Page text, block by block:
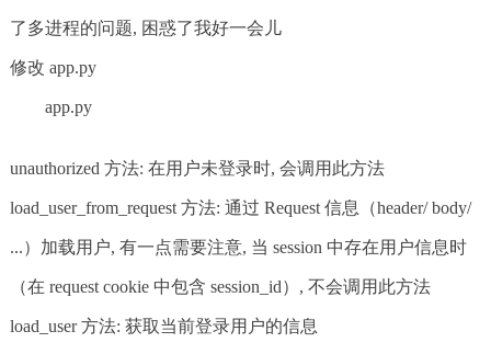
了多进程的问题, 困惑了我好一会儿
修改 app.py
app.py
unauthorized 方法: 在用户未登录时, 会调用此方法
load_user_from_request 方法: 通过 Request 信息（header/ body/
...）加载用户, 有一点需要注意, 当 session 中存在用户信息时
（在 request cookie 中包含 session_id）, 不会调用此方法
load_user 方法: 获取当前登录用户的信息